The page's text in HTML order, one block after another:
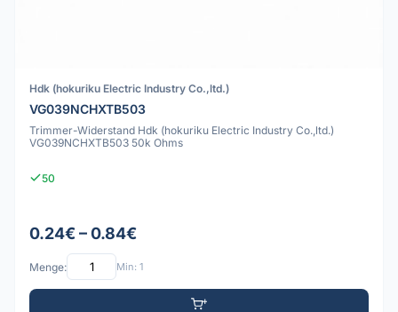
Hdk (hokuriku Electric Industry Co.,ltd.)
VG039NCHXTB503
Trimmer-Widerstand Hdk (hokuriku Electric Industry Co.,ltd.)
VG039NCHXTB503 50k Ohms
50
0.24€ – 0.84€
Menge: Min: 1